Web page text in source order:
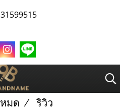
มด
ริวิว